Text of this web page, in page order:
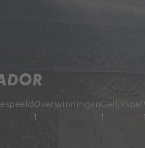
Overwinningen
1
Gelijkspel
1
1